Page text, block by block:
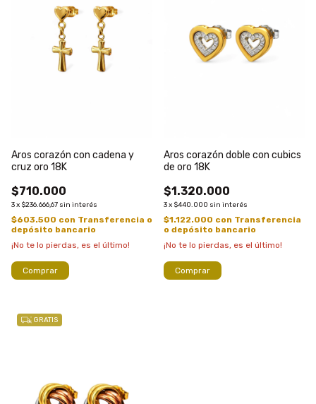
Aros corazón con cadena y
cruz oro 18K
$710.000
3x $236.666,67 sin interés
$603.500 con Transferencia o
depósito bancario
¡No te lo pierdas, es el último!
Comprar
Aros corazón doble con cubics
de oro 18K
$1.320.000
3x $440.000 sin interés
$1.122.000 con Transferencia
o depósito bancario
¡No te lo pierdas, es el último!
Comprar
GRATIS